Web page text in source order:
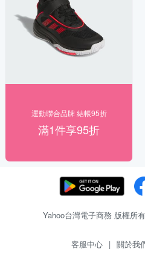
運動聯合品牌 結帳95折
滿1件享95折
Yahoo台灣電子商務 版權所
客服中心 | 關於我